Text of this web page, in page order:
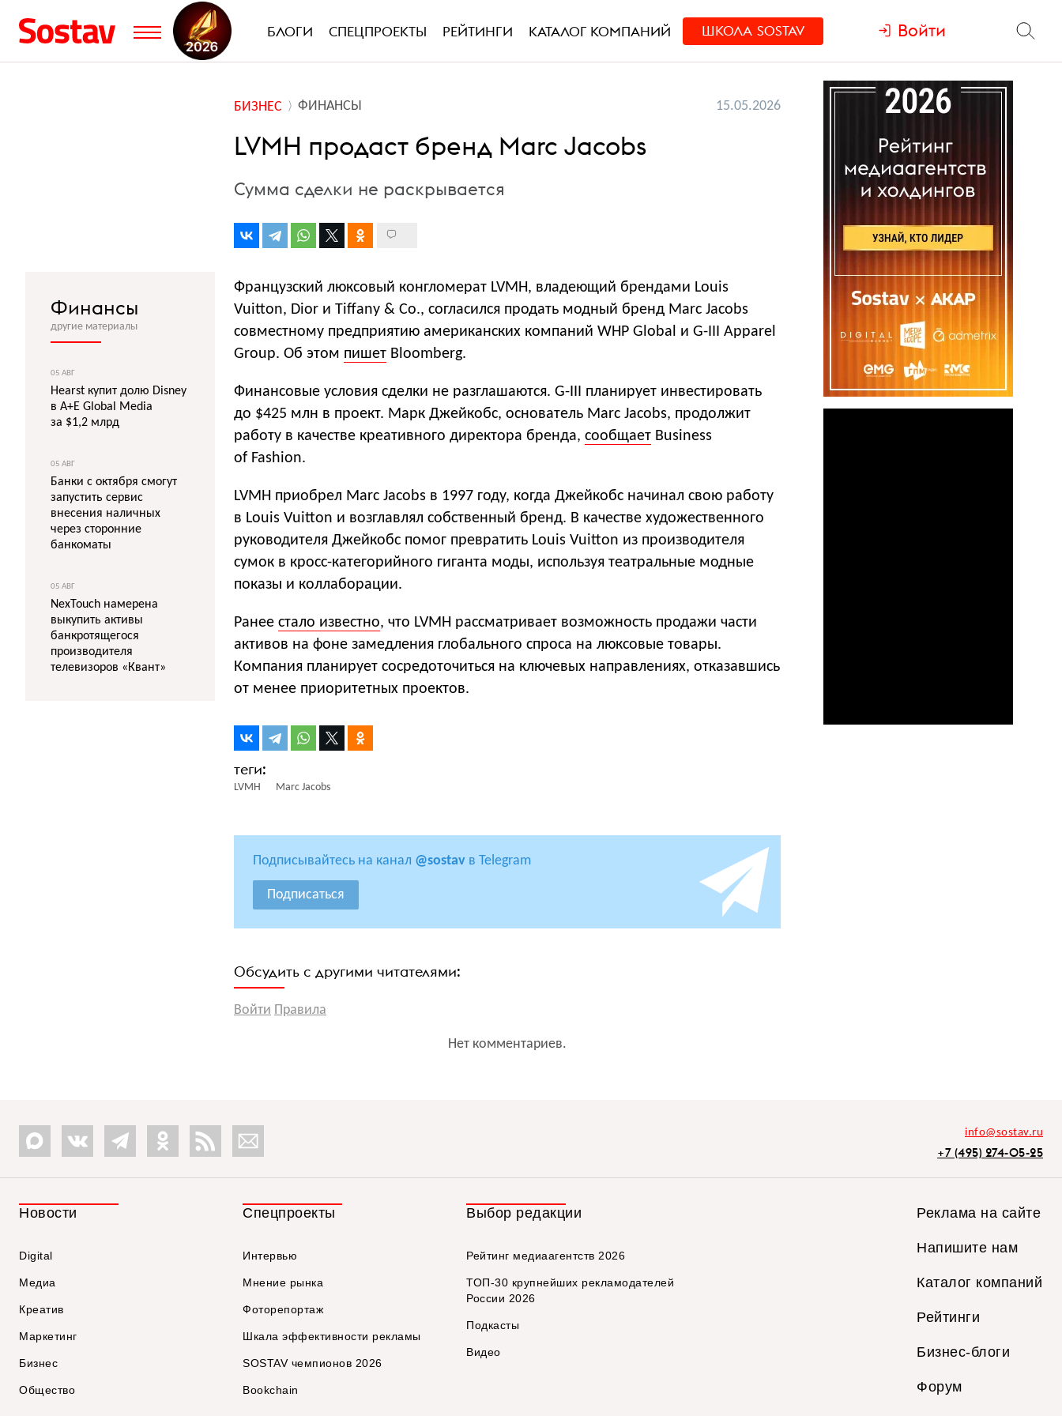
БЛОГИ СПЕЦПРОЕКТЫ РЕЙТИНГИ КАТАЛОГ КОМПАНИЙ ШКОЛА SOSTAV Войти
БИЗНЕС ФИНАНСЫ 15.05.2026
LVMH продаcт бренд Marc Jacobs
Сумма сделки не раскрывается
Французский люксовый конгломерат LVMH, владеющий брендами Louis
Vuitton, Dior и Tiffany & Co., согласился продать модный бренд Marc Jacobs
совместному предприятию американских компаний WHP Global и G-III Apparel
Group. Об этом пишет Bloomberg.
Финансовые условия сделки не разглашаются. G-III планирует инвестировать
до $425 млн в проект. Марк Джейкобс, основатель Marc Jacobs, продолжит
работу в качестве креативного директора бренда, сообщает Business
of Fashion.
LVMH приобрел Marc Jacobs в 1997 году, когда Джейкобс начинал свою работу
в Louis Vuitton и возглавлял собственный бренд. В качестве художественного
руководителя Джейкобс помог превратить Louis Vuitton из производителя
сумок в кросс-категорийного гиганта моды, используя театральные модные
показы и коллаборации.
Ранее стало известно, что LVMH рассматривает возможность продажи части
активов на фоне замедления глобального спроса на люксовые товары.
Компания планирует сосредоточиться на ключевых направлениях, отказавшись
от менее приоритетных проектов.
LVMH Marc Jacobs
Подписывайтесь на канал @sostav в Telegram
Подписаться
Обсудить с другими читателями:
Войти Правила
Нет комментариев.
Финансы
другие материалы
05 АВГ
Hearst купит долю Disney
в A+E Global Media
за $1,2 млрд
05 АВГ
Банки с октября смогут
запустить сервис
внесения наличных
через сторонние
банкоматы
05 АВГ
NexTouch намерена
выкупить активы
банкротящегося
производителя
телевизоров «Квант»
info@sostav.ru
+7 (495) 274-05-25
Новости
Digital
Медиа
Креатив
Маркетинг
Бизнес
Общество
Спецпроекты
Интервью
Мнение рынка
Фоторепортаж
Шкала эффективности рекламы
SOSTAV чемпионов 2026
Bookchain
Выбор редакции
Рейтинг медиаагентств 2026
ТОП-30 крупнейших рекламодателей
России 2026
Подкасты
Видео
Реклама на сайте
Напишите нам
Каталог компаний
Рейтинги
Бизнес-блоги
Форум